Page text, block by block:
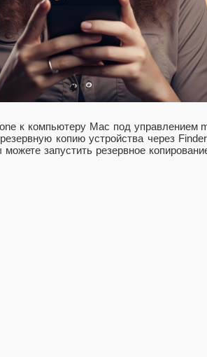
к компьютеру Mac под управлением
копию устройства через
запустить резервное